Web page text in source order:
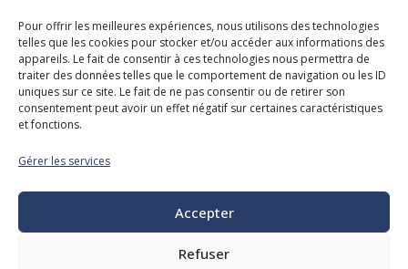
Pour offrir les meilleures expériences, nous utilisons des technologies
telles que les cookies pour stocker et/ou accéder aux informations des
appareils. Le fait de consentir à ces technologies nous permettra de
traiter des données telles que le comportement de navigation ou les ID
uniques sur ce site. Le fait de ne pas consentir ou de retirer son
consentement peut avoir un effet négatif sur certaines caractéristiques
et fonctions.
Gérer les services
Accepter
Refuser
NOUS JOINDRE
400, boulevard Jean-Lesage
Hall Est, bureau 535